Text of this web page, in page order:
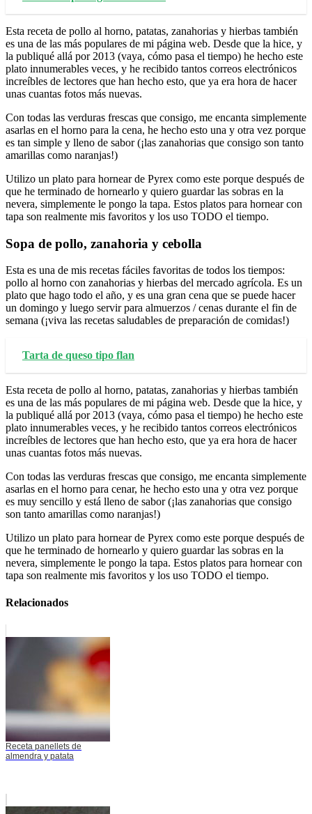
Esta receta de pollo al horno, patatas, zanahorias y hierbas también
es una de las más populares de mi página web. Desde que la hice, y
la publiqué allá por 2013 (vaya, cómo pasa el tiempo) he hecho este
plato innumerables veces, y he recibido tantos correos electrónicos
increíbles de lectores que han hecho esto, que ya era hora de hacer
unas cuantas fotos más nuevas.
Con todas las verduras frescas que consigo, me encanta simplemente
asarlas en el horno para la cena, he hecho esto una y otra vez porque
es tan simple y lleno de sabor (¡las zanahorias que consigo son tanto
amarillas como naranjas!)
Utilizo un plato para hornear de Pyrex como este porque después de
que he terminado de hornearlo y quiero guardar las sobras en la
nevera, simplemente le pongo la tapa. Estos platos para hornear con
tapa son realmente mis favoritos y los uso TODO el tiempo.
Sopa de pollo, zanahoria y cebolla
Esta es una de mis recetas fáciles favoritas de todos los tiempos:
pollo al horno con zanahorias y hierbas del mercado agrícola. Es un
plato que hago todo el año, y es una gran cena que se puede hacer
un domingo y luego servir para almuerzos / cenas durante el fin de
semana (¡viva las recetas saludables de preparación de comidas!)
Tarta de queso tipo flan
Esta receta de pollo al horno, patatas, zanahorias y hierbas también
es una de las más populares de mi página web. Desde que la hice, y
la publiqué allá por 2013 (vaya, cómo pasa el tiempo) he hecho este
plato innumerables veces, y he recibido tantos correos electrónicos
increíbles de lectores que han hecho esto, que ya era hora de hacer
unas cuantas fotos más nuevas.
Con todas las verduras frescas que consigo, me encanta simplemente
asarlas en el horno para cenar, he hecho esto una y otra vez porque
es muy sencillo y está lleno de sabor (¡las zanahorias que consigo
son tanto amarillas como naranjas!)
Utilizo un plato para hornear de Pyrex como este porque después de
que he terminado de hornearlo y quiero guardar las sobras en la
nevera, simplemente le pongo la tapa. Estos platos para hornear con
tapa son realmente mis favoritos y los uso TODO el tiempo.
Relacionados
Receta panellets de
almendra y patata